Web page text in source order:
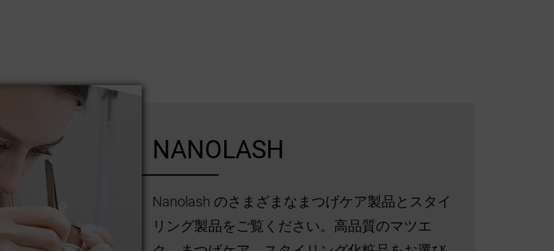
NANOLASH
Nanolash のさまざまなまつげケア製品とスタイ
リング製品をご覧ください。高品質のマツエ